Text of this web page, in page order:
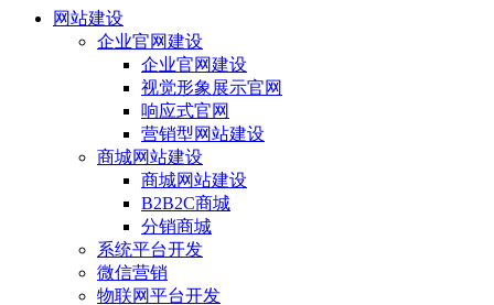
网站建设
企业官网建设
企业官网建设
视觉形象展示官网
响应式官网
营销型网站建设
商城网站建设
商城网站建设
B2B2C商城
分销商城
系统平台开发
微信营销
物联网平台开发